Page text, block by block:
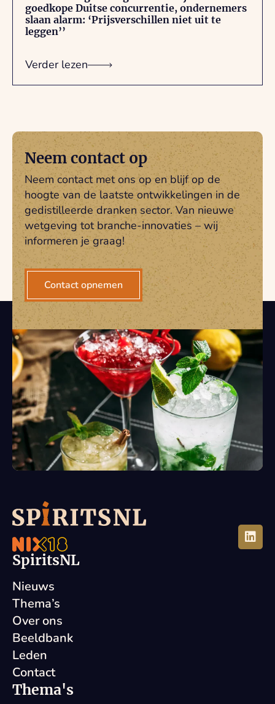
goedkope Duitse concurrentie, ondernemers
slaan alarm: ‘Prijsverschillen niet uit te
leggen’’
Verder lezen
Neem contact op
Neem contact met ons op en blijf op de
hoogte van de laatste ontwikkelingen in de
gedistilleerde dranken sector. Van nieuwe
wetgeving tot branche-innovaties – wij
informeren je graag!
Contact opnemen
SpiritsNL
Nieuws
Thema’s
Over ons
Beeldbank
Leden
Contact
Thema's